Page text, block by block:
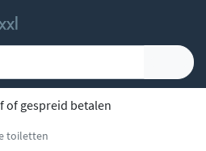
of gespreid betalen
toiletten